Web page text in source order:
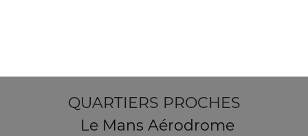
QUARTIERS PROCHES
Le Mans Aérodrome